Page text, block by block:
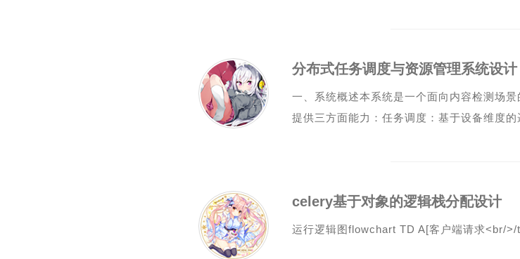
分布式任务调度与资源管理系统设计
一、系统概述本系统是一个面向内容检测场
提供三方面能力：任务调度：基于设备维度
celery基于对象的逻辑栈分配设计
运行逻辑图flowchart TD A[客户端请求<br/